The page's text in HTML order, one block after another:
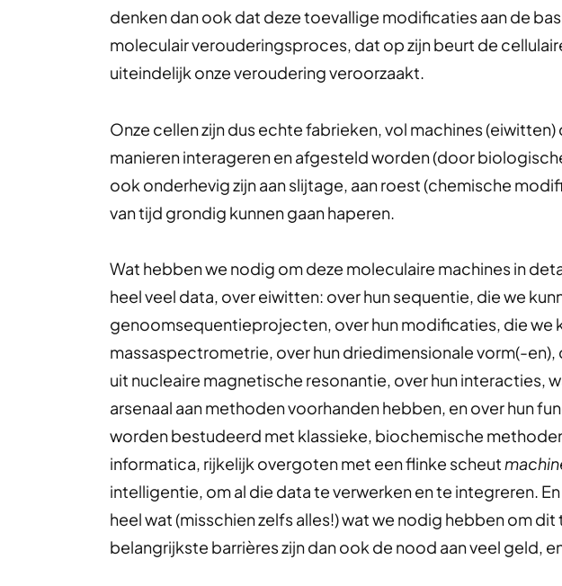
denken dan ook dat deze toevallige modificaties aan de
moleculair verouderingsproces, dat op zijn beurt de
uiteindelijk onze veroudering veroorzaakt.
Onze cellen zijn dus echte fabrieken, vol machines
manieren interageren en afgesteld worden (door
ook onderhevig zijn aan slijtage, aan roest (chemische
van tijd grondig kunnen gaan haperen.
Wat hebben we nodig om deze moleculaire machines in
heel veel data, over eiwitten: over hun sequentie, die we
genoomsequentieprojecten, over hun modificaties, die we
massaspectrometrie, over hun driedimensionale vorm(-en),
uit nucleaire magnetische resonantie, over hun interacties,
arsenaal aan methoden voorhanden hebben, en over hun
worden bestudeerd met klassieke, biochemische
informatica, rijkelijk overgoten met een flinke scheut
intelligentie, om al die data te verwerken en te integreren.
heel wat (misschien zelfs alles!) wat we nodig hebben om dit
belangrijkste barrières zijn dan ook de nood aan veel geld,